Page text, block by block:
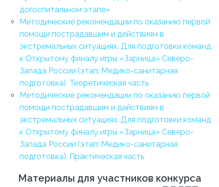
догоспитальном этапе»
Методические рекомендации по оказанию первой
помощи пострадавшим и действиям в
экстремальных ситуациях. Для подготовки команд
к Открытому финалу игры «Зарница» Северо-
Запада России (этап: Медико-санитарная
подготовка). Теоретическая часть
Методические рекомендации по оказанию первой
помощи пострадавшим и действиям в
экстремальных ситуациях. Для подготовки команд
к Открытому финалу игры «Зарница» Северо-
Запада России (этап: Медико-санитарная
подготовка). Практическая часть
Материалы для участников конкурса